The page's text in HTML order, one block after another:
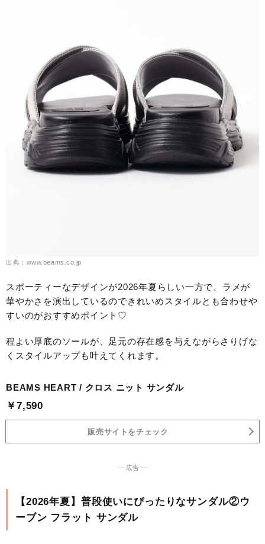
出典：www.beams.co.jp
スポーティーなデザインが2026年夏らしい一方で、ラメが
華やかさを演出しているのできれいめスタイルとも合わせや
すいのがおすすめポイント♡
程よい厚底のソールが、足元の存在感を与えながらさりげな
くスタイルアップも叶えてくれます。
BEAMS HEART / クロス ニット サンダル
￥7,590
販売サイトをチェック
― 広告 ―
【2026年夏】普段使いにぴったりなサンダル②ウ
ーブン フラット サンダル